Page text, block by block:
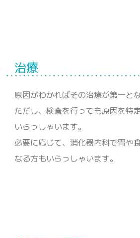
治療
原因がわかればその治療が第一と
ただし、検査を行っても原因を特
いらっしゃいます。
必要に応じて、消化器内科で胃や
なる方もいらっしゃいます。